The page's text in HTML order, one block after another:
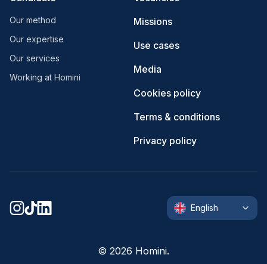
Our method
Our expertise
Our services
Working at Homini
Missions
Use cases
Media
Cookies policy
Terms & conditions
Privacy policy
© 2026 Homini.
English